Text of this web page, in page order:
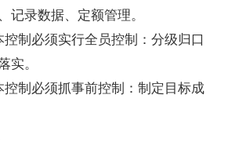
记录数据、定额管理。
制必须实行全员控制：分级归口
。
制必须抓事前控制：制定目标成